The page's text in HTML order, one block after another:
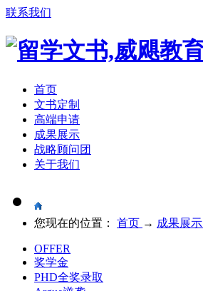
联系我们
首页
文书定制
高端申请
成果展示
战略顾问团
关于我们
您现在的位置： 首页 → 成果展示
OFFER
奖学金
PHD全奖录取